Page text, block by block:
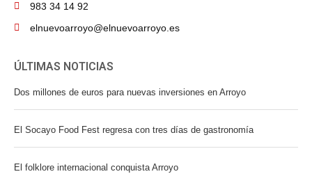
983 34 14 92
elnuevoarroyo@elnuevoarroyo.es
ÚLTIMAS NOTICIAS
Dos millones de euros para nuevas inversiones en Arroyo
El Socayo Food Fest regresa con tres días de gastronomía
El folklore internacional conquista Arroyo